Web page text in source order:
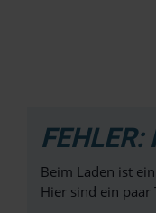
FEHLER:
Beim Laden ist
Hier sind ein